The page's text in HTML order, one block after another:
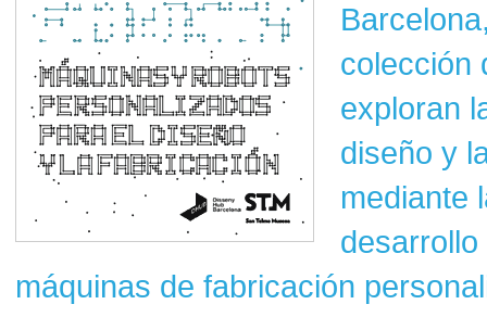
colección
exploran
diseño y
mediante
máquinas de fabricación